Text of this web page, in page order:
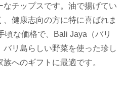
なチップスです。油で揚げてい
健康志向の方に特に喜ばれま
頃な価格で、Bali Jaya（バリ
バリ島らしい野菜を使った珍し
へのギフトに最適です。